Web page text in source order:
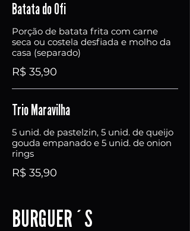
Batata do Ofi
Porção de batata frita com carne
seca ou costela desfiada e molho da
casa (separado)
R$ 35,90
Trio Maravilha
5 unid. de pastelzin, 5 unid. de queijo
gouda empanado e 5 unid. de onion
rings
R$ 35,90
BURGUER´S